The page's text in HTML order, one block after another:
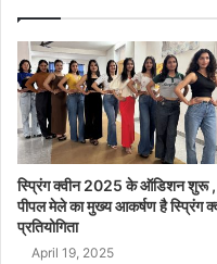
स्प्रिंग क्वीन 2025 के ऑडिशन शुरू ,
पीपल मेले का मुख्य आकर्षण है स्प्रिंग
प्रतियोगिता
April 19, 2025